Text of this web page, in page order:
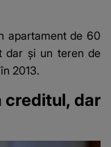
apartament de 60
dar și un teren de
2013.
creditul, dar